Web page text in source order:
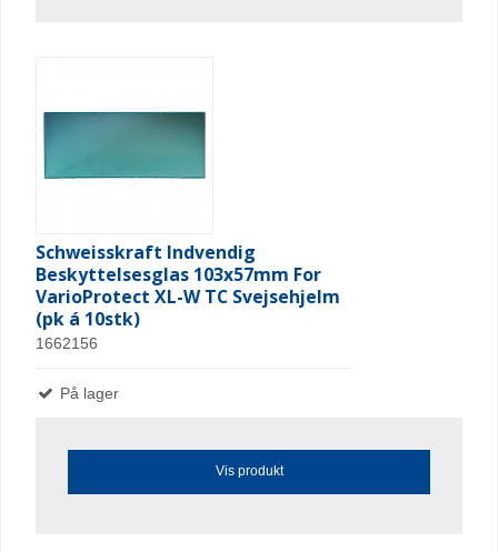
Schweisskraft Indvendig
Beskyttelsesglas 103x57mm For
VarioProtect XL-W TC Svejsehjelm
(pk á 10stk)
1662156
På lager
Vis produkt